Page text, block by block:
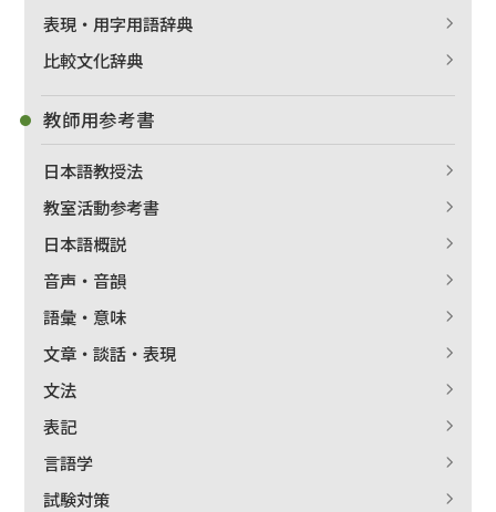
表現・用字用語辞典
比較文化辞典
教師用参考書
日本語教授法
教室活動参考書
日本語概説
音声・音韻
語彙・意味
文章・談話・表現
文法
表記
言語学
試験対策